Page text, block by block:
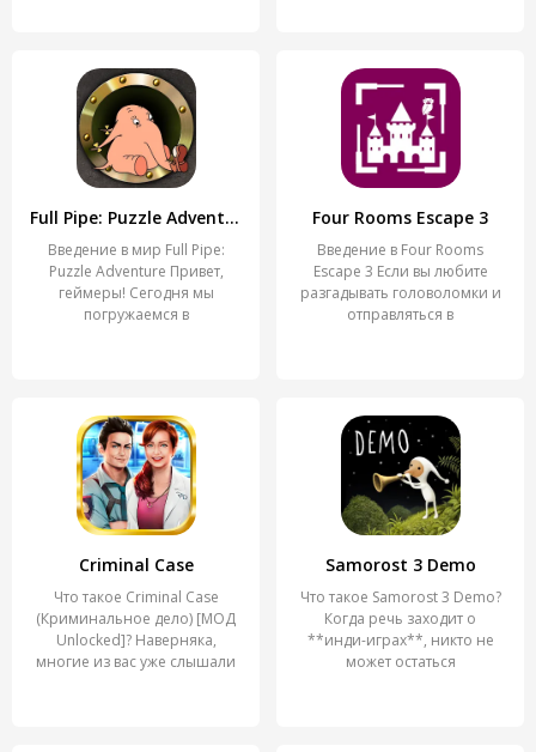
Full Pipe: Puzzle Adventure
Введение в мир Full Pipe:
Puzzle Adventure Привет,
геймеры! Сегодня мы
погружаемся в
Four Rooms Escape 3
Введение в Four Rooms
Escape 3 Если вы любите
разгадывать головоломки и
отправляться в
Criminal Case
Что такое Criminal Case
(Криминальное дело) [МОД
Unlocked]? Наверняка,
многие из вас уже слышали
Samorost 3 Demo
Что такое Samorost 3 Demo?
Когда речь заходит о
**инди-играх**, никто не
может остаться